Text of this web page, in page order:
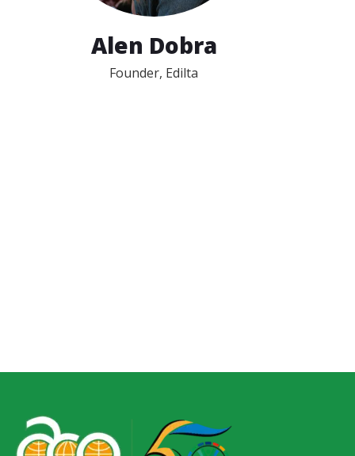
Alen Dobra
Founder, Edilta